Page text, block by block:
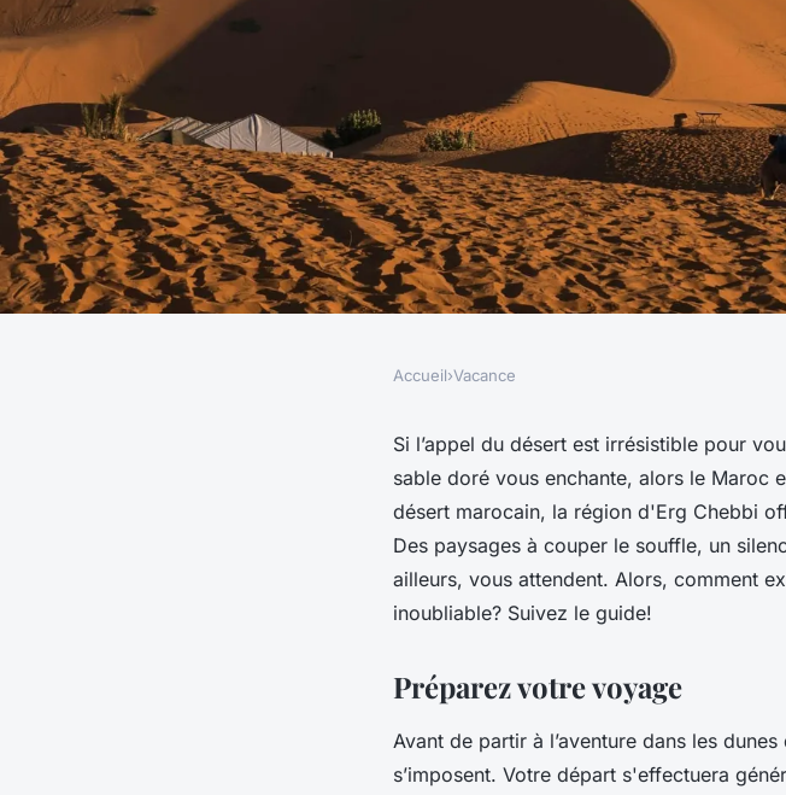
Comment explorer les dunes
d'Erg Chebbi au Maroc ?
Accueil›Vacance
Si l’appel du désert est irrésistible pour
sable doré vous enchante, alors le Maroc
désert marocain, la région d'Erg Chebbi
Des paysages à couper le souffle, un
ailleurs, vous attendent. Alors, comment
inoubliable? Suivez le guide!
Préparez votre voyage
Avant de partir à l’aventure dans les dunes
s’imposent. Votre départ s'effectuera